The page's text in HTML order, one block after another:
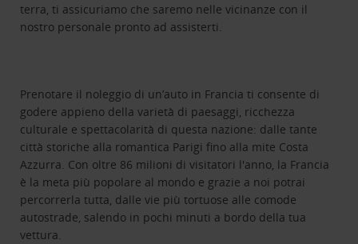
terra, ti assicuriamo che saremo nelle vicinanze con il
nostro personale pronto ad assisterti.
Prenotare il noleggio di un’auto in Francia ti consente di
godere appieno della varietà di paesaggi, ricchezza
culturale e spettacolarità di questa nazione: dalle tante
città storiche alla romantica Parigi fino alla mite Costa
Azzurra. Con oltre 86 milioni di visitatori l'anno, la Francia
è la meta più popolare al mondo e grazie a noi potrai
percorrerla tutta, dalle vie più tortuose alle comode
autostrade, salendo in pochi minuti a bordo della tua
vettura.